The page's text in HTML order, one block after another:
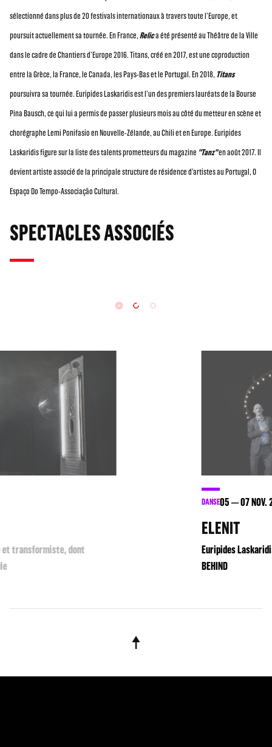
sélectionné dans plus de 20 festivals internationaux à travers toute l’Europe, et
poursuit actuellement sa tournée. En France, Relica été présenté au Théâtre de la Ville
dans le cadre de Chantiers d’Europe 2016. Titans, créé en 2017, est une coproduction
entre la Grèce, la France, le Canada, les Pays-Bas et le Portugal. En 2018, Titans
poursuivra sa tournée. Euripides Laskaridis est l’un des premiers lauréats de la Bourse
Pina Bausch, ce qui lui a permis de passer plusieurs mois au côté du metteur en scène et
chorégraphe Lemi Ponifasio en Nouvelle-Zélande, au Chili et en Europe. Euripides
Laskaridis figure sur la liste des talents prometteurs du magazine "Tanz"en août 2017. Il
devient artiste associé de la principale structure de résidence d’artistes au Portugal, O
Espaço Do Tempo-Associação Cultural.
SPECTACLES ASSOCIÉS
Euripides Laskaridis
THE THINGS WE KNOW WE KNEW ARE NOW